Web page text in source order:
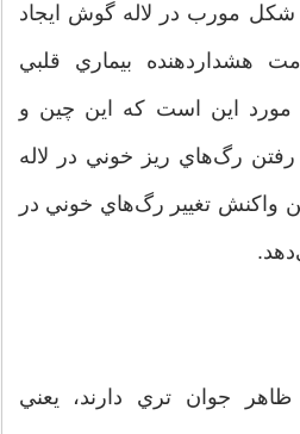
مورب در لاله گوش ايجاد
هشدار‌دهنده بيماري قلبي
مورد اين است که اين چين و
رگ‌هاي ريز خوني در لاله
واکنش تغيير رگ‌هاي خوني در
جوان تري دارند، يعني